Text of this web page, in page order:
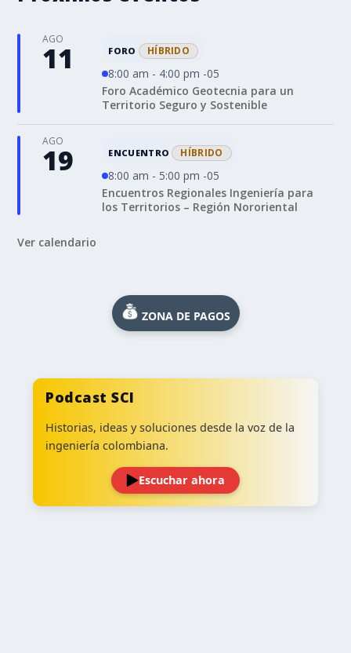
AGO
11 FORO HÍBRIDO
8:00 am - 4:00 pm -05
Foro Académico Geotecnia para un
Territorio Seguro y Sostenible
AGO
19 ENCUENTRO HÍBRIDO
8:00 am - 5:00 pm -05
Encuentros Regionales Ingeniería para
los Territorios – Región Nororiental
Ver calendario
ZONA DE PAGOS
Podcast SCI
Historias, ideas y soluciones desde la voz de la
ingeniería colombiana.
Escuchar ahora